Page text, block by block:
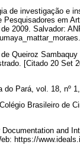
de investigação e
em
2009. Salvador:
Queiroz
[Citado 20 Set
Pará, vol. 18, nº
Brasileiro de
and
https://